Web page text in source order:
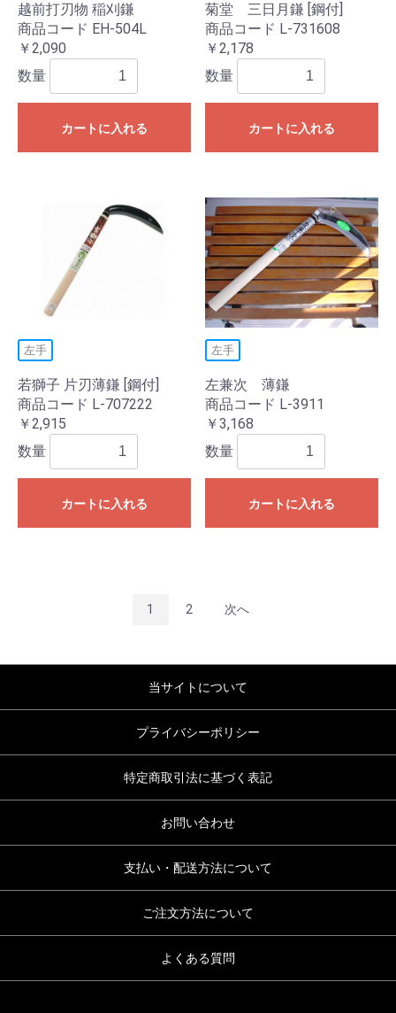
越前打刃物 稲刈鎌
商品コード EH-504L
￥2,090
数量
カートに入れる
菊堂 三日月鎌 [鋼付]
商品コード L-731608
￥2,178
数量
カートに入れる
左手
若獅子 片刃薄鎌 [鋼付]
商品コード L-707222
￥2,915
数量
カートに入れる
左手
左兼次 薄鎌
商品コード L-3911
￥3,168
数量
カートに入れる
1 2 次へ
当サイトについて
プライバシーポリシー
特定商取引法に基づく表記
お問い合わせ
支払い・配送方法について
ご注文方法について
よくある質問